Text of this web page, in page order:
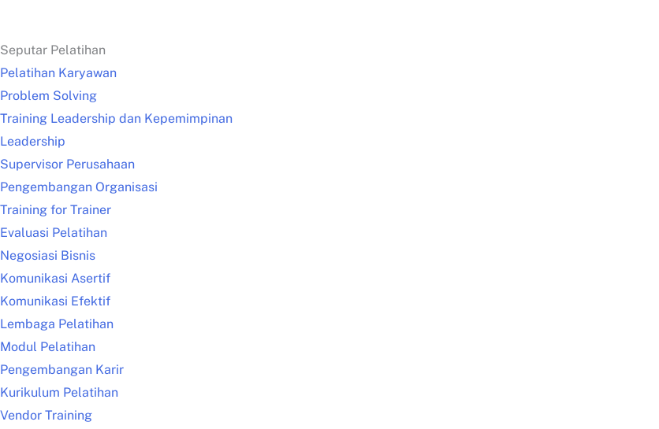
Seputar Pelatihan
Pelatihan Karyawan
Problem Solving
Training Leadership dan Kepemimpinan
Leadership
Supervisor Perusahaan
Pengembangan Organisasi
Training for Trainer
Evaluasi Pelatihan
Negosiasi Bisnis
Komunikasi Asertif
Komunikasi Efektif
Lembaga Pelatihan
Modul Pelatihan
Pengembangan Karir
Kurikulum Pelatihan
Vendor Training